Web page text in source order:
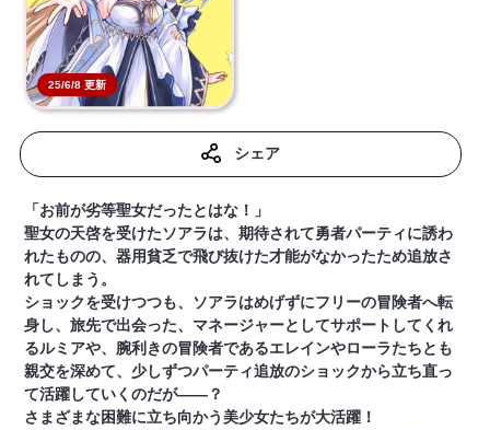
25/6/8 更新
シェア
「お前が劣等聖女だったとはな！」
聖女の天啓を受けたソアラは、期待されて勇者パーティに誘わ
れたものの、器用貧乏で飛び抜けた才能がなかったため追放さ
れてしまう。
ショックを受けつつも、ソアラはめげずにフリーの冒険者へ転
身し、旅先で出会った、マネージャーとしてサポートしてくれ
るルミアや、腕利きの冒険者であるエレインやローラたちとも
親交を深めて、少しずつパーティ追放のショックから立ち直っ
て活躍していくのだが――？
さまざまな困難に立ち向かう美少女たちが大活躍！